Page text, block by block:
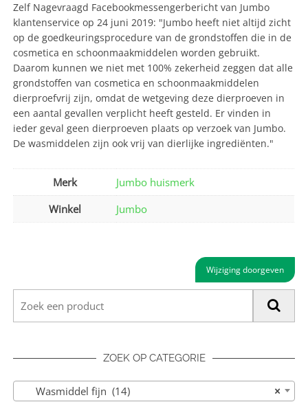
Zelf Nagevraagd Facebookmessengerbericht van Jumbo
klantenservice op 24 juni 2019: "Jumbo heeft niet altijd zicht
op de goedkeuringsprocedure van de grondstoffen die in de
cosmetica en schoonmaakmiddelen worden gebruikt.
Daarom kunnen we niet met 100% zekerheid zeggen dat alle
grondstoffen van cosmetica en schoonmaakmiddelen
dierproefvrij zijn, omdat de wetgeving deze dierproeven in
een aantal gevallen verplicht heeft gesteld. Er vinden in
ieder geval geen dierproeven plaats op verzoek van Jumbo.
De wasmiddelen zijn ook vrij van dierlijke ingrediënten."
Merk
Jumbo huismerk
Winkel
Jumbo
Wijziging doorgeven
ZOEK OP CATEGORIE
×
Wasmiddel fijn (14)